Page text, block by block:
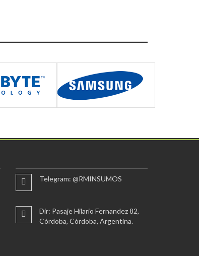
Telegram: @RMINSUMOS
Dir: Pasaje Hilario Fernandez 82,
Córdoba, Córdoba, Argentina.